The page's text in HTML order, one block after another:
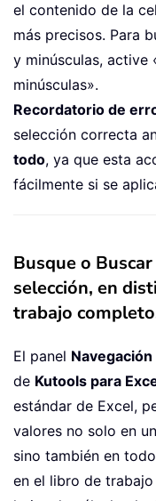
el contenido de la
más precisos. Para
y minúsculas, active
minúsculas».
Recordatorio de
selección correcta
todo, ya que esta
fácilmente si se
Busque o
selección, en
trabajo
El panel
de Kutools para
estándar de Excel,
valores no solo en
sino también en
en el libro de